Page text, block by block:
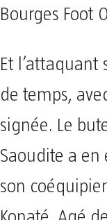
Bourges Foot
Et l’attaquant
de temps,
signée. Le
Saoudite a
son